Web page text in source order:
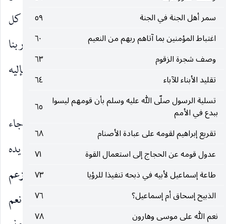
سمر أهل الجنة في الجنة
٥٩
اغتباط المؤمنين بما آتاهم ربهم من النعيم
٦٠
وصف شجرة الزقوم
٦٣
تقليد الأبناء للآباء
٦٤
تسلية الرسول صلّى الله عليه وسلم بأن قومهم ليسوا
ببدع في الأمم
٦٥
تقريع إبراهيم لقومه على عبادة الأصنام
٦٨
عدول قومه عن الحجاج إلى استعمال القوة
٧١
طاعة إسماعيل لأبيه في ذبحه تنفيذا للرؤيا
٧٣
الذبيح إسحاق أم إسماعيل؟
٧٦
نعم الله على موسى وهارون
٧٨
كالنتيجة لما سلف ، وفيه بطلان لإنكارهم ، فأبان أن كل
شىء هيّن عليه ، فما هو إلا بقول(كُنْ فَيَكُونُ
تنزه ربنا
ذو الملك والملكوت عن كل ما يقول المشركون ، فإليه
يرجع جميع الخلق للحساب والجزاء.
قال مجاهد وعكرمة وعروة بن الزبير وقتادة : «جاء
أبىّ بن خلف إلى رسول الله صلى الله عليه وسلم وفي يده
عظم رميم وهو يفتّه بيده ويذروه في الهواء ويقول : أتزعم
يا محمد أن الله يبعث هذا؟ قال صلّى الله عليه وسلم «نعم